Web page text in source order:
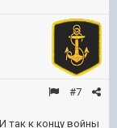
#7
так к концу войны